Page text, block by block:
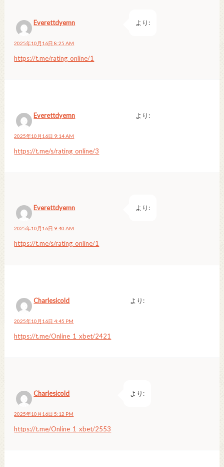
Everettdyemn より:
2025年10月16日 8:25 AM
https://t.me/rating_online/1
Everettdyemn より:
2025年10月16日 9:14 AM
https://t.me/s/rating_online/3
Everettdyemn より:
2025年10月16日 9:40 AM
https://t.me/s/rating_online/1
Charlesicold より:
2025年10月16日 4:45 PM
https://t.me/Online_1_xbet/2421
Charlesicold より:
2025年10月16日 5:12 PM
https://t.me/Online_1_xbet/2553